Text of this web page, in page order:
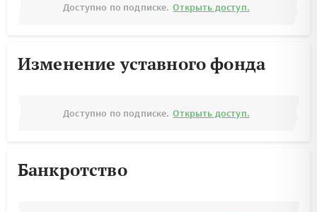
Доступно по подписке. Открыть доступ.
Изменение уставного фонда
Доступно по подписке. Открыть доступ.
Банкротство